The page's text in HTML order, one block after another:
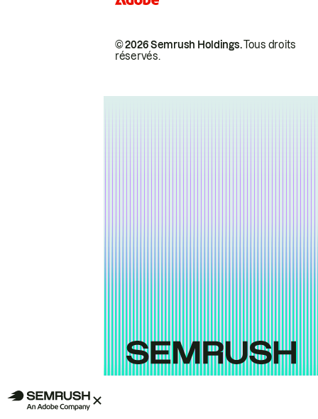
© 2026 Semrush Holdings.Tous droits
réservés.